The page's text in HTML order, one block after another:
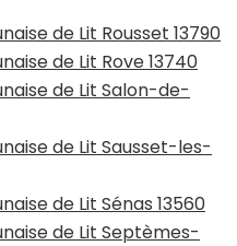
de Lit Rousset 13790
de Lit Rove 13740
de Lit Salon-de-
de Lit Sausset-les-
de Lit Sénas 13560
de Lit Septèmes-